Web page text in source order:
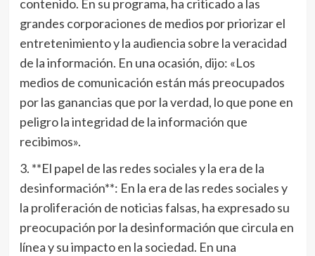
contenido. En su programa, ha criticado a las
grandes corporaciones de medios por priorizar el
entretenimiento y la audiencia sobre la veracidad
de la información. En una ocasión, dijo: «Los
medios de comunicación están más preocupados
por las ganancias que por la verdad, lo que pone en
peligro la integridad de la información que
recibimos».
3. **El papel de las redes sociales y la era de la
desinformación**: En la era de las redes sociales y
la proliferación de noticias falsas, ha expresado su
preocupación por la desinformación que circula en
línea y su impacto en la sociedad. En una